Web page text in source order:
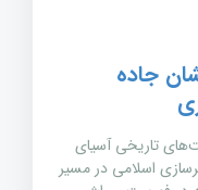
جاده
تاریخی آسیای
اسلامی در مسیر